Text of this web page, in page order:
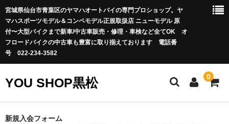
宮城県仙台市青葉区のヤマハオートバイの専門プロショップ。ヤ
マハスポーツモデル＆コンペモデル正規取扱店 ニューモデル 原
付〜大型バイクまで新車/中古車販売・修理・車検など全てOK オ
フロードバイクの中古車も豊富に取り揃えております 電話番
号 022-234-3582
YOU SHOP黒松 0
Infomation
新規入会フォーム